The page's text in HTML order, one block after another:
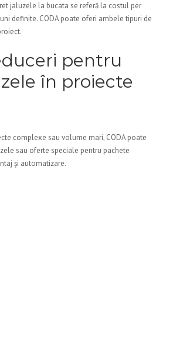
jaluzele la bucata se referă la costul per
definite. CODA poate oferi ambele tipuri de
pentru
în proiecte
complexe sau volume mari, CODA poate
sau oferte speciale pentru pachete
și automatizare.